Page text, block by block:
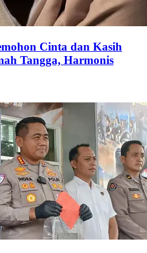
Cinta dan Kasih
Tangga, Harmonis